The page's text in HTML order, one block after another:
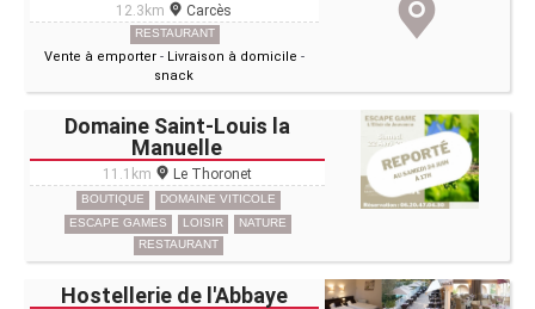
12.3km Carcès
RESTAURANT
Vente à emporter - Livraison à domicile -
snack
Domaine Saint-Louis la
Manuelle
11.1km Le Thoronet
BOUTIQUE
DOMAINE VITICOLE
ESCAPE GAMES
LOISIR
NATURE
RESTAURANT
Hostellerie de l'Abbaye